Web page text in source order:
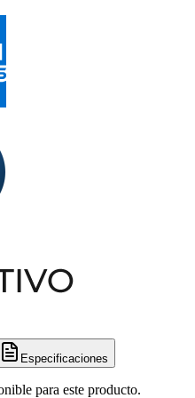
Especificaciones
para este producto.